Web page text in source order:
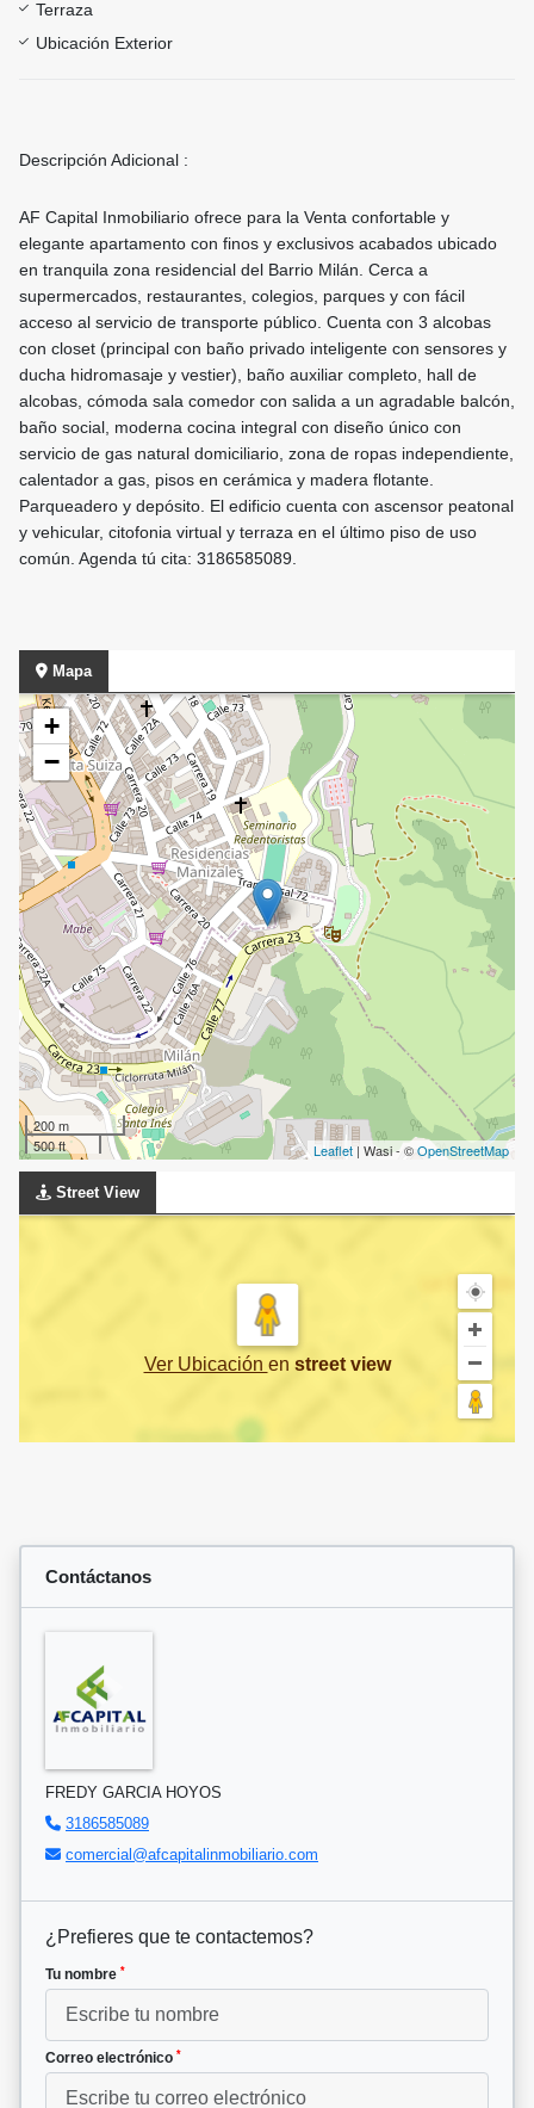
Terraza
Ubicación Exterior
Descripción Adicional :
AF Capital Inmobiliario ofrece para la Venta confortable y
elegante apartamento con finos y exclusivos acabados ubicado
en tranquila zona residencial del Barrio Milán. Cerca a
supermercados, restaurantes, colegios, parques y con fácil
acceso al servicio de transporte público. Cuenta con 3 alcobas
con closet (principal con baño privado inteligente con sensores y
ducha hidromasaje y vestier), baño auxiliar completo, hall de
alcobas, cómoda sala comedor con salida a un agradable balcón,
baño social, moderna cocina integral con diseño único con
servicio de gas natural domiciliario, zona de ropas independiente,
calentador a gas, pisos en cerámica y madera flotante.
Parqueadero y depósito. El edificio cuenta con ascensor peatonal
y vehicular, citofonia virtual y terraza en el último piso de uso
común. Agenda tú cita: 3186585089.
Mapa
+
−
200 m
500 ft
Leaflet | Wasi - ©OpenStreetMap
Street View
Ver Ubicación en street view
Contáctanos
FREDY GARCIA HOYOS
3186585089
comercial@afcapitalinmobiliario.com
¿Prefieres que te contactemos?
Tu nombre *
Correo electrónico *